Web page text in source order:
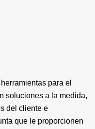
para el
soluciones a la medida,
del cliente e
que le proporcionen